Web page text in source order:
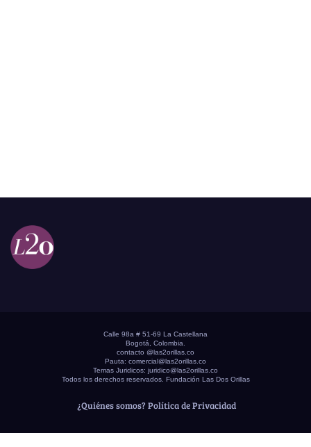
Calle 98a # 51-69 La Castellana
Bogotá, Colombia.
contacto @las2orillas.co
Pauta: comercial@las2orillas.co
Temas Juridicos: juridico@las2orillas.co
Todos los derechos reservados. Fundación Las Dos Orillas
¿Quiénes somos? Política de Privacidad